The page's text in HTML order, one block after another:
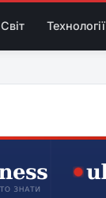
Світ Технології